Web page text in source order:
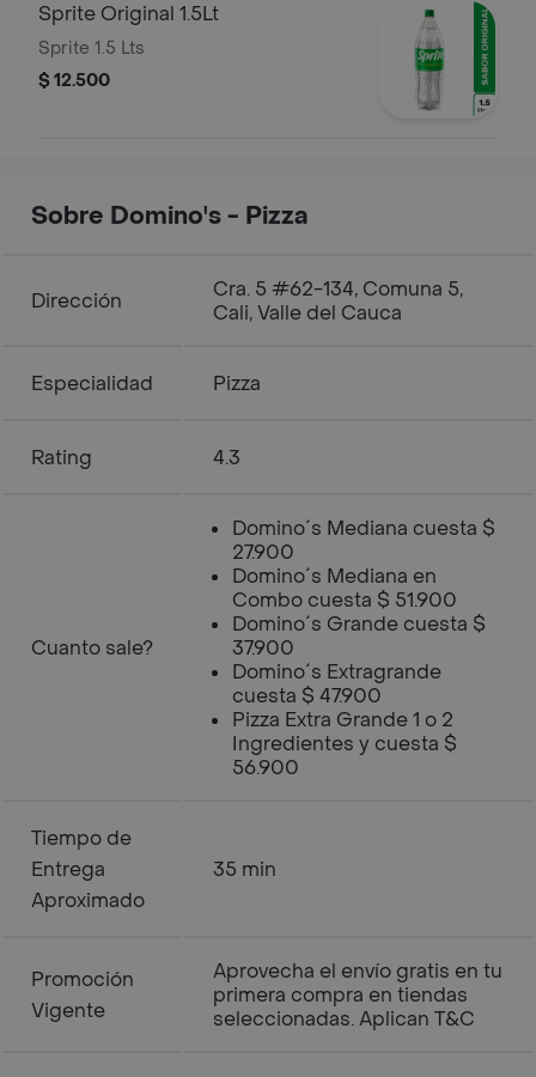
Sprite Original 1.5Lt
Sprite 1.5 Lts
$ 12.500
Sobre Domino's - Pizza
Dirección
Cra. 5 #62-134, Comuna 5,
Cali, Valle del Cauca
Especialidad Pizza
Rating 4.3
Cuanto sale?
Domino´s Mediana cuesta $
27.900
Domino´s Mediana en
Combo cuesta $ 51.900
Domino´s Grande cuesta $
37.900
Domino´s Extragrande
cuesta $ 47.900
Pizza Extra Grande 1 o 2
Ingredientes y cuesta $
56.900
Tiempo de
Entrega
Aproximado
35 min
Promoción
Vigente
Aprovecha el envío gratis en tu
primera compra en tiendas
seleccionadas. Aplican T&C